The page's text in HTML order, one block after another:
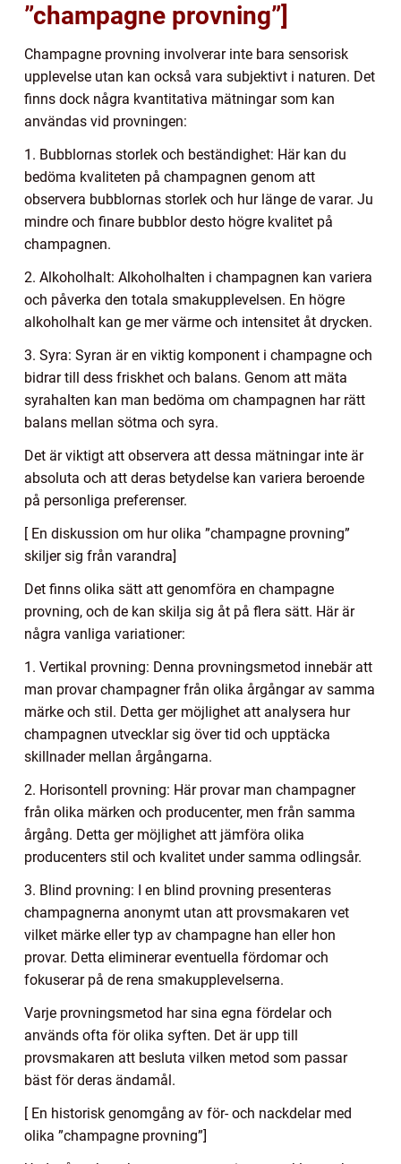
”champagne provning”]
Champagne provning involverar inte bara sensorisk
upplevelse utan kan också vara subjektivt i naturen. Det
finns dock några kvantitativa mätningar som kan
användas vid provningen:
1. Bubblornas storlek och beständighet: Här kan du
bedöma kvaliteten på champagnen genom att
observera bubblornas storlek och hur länge de varar. Ju
mindre och finare bubblor desto högre kvalitet på
champagnen.
2. Alkoholhalt: Alkoholhalten i champagnen kan variera
och påverka den totala smakupplevelsen. En högre
alkoholhalt kan ge mer värme och intensitet åt drycken.
3. Syra: Syran är en viktig komponent i champagne och
bidrar till dess friskhet och balans. Genom att mäta
syrahalten kan man bedöma om champagnen har rätt
balans mellan sötma och syra.
Det är viktigt att observera att dessa mätningar inte är
absoluta och att deras betydelse kan variera beroende
på personliga preferenser.
[ En diskussion om hur olika ”champagne provning”
skiljer sig från varandra]
Det finns olika sätt att genomföra en champagne
provning, och de kan skilja sig åt på flera sätt. Här är
några vanliga variationer:
1. Vertikal provning: Denna provningsmetod innebär att
man provar champagner från olika årgångar av samma
märke och stil. Detta ger möjlighet att analysera hur
champagnen utvecklar sig över tid och upptäcka
skillnader mellan årgångarna.
2. Horisontell provning: Här provar man champagner
från olika märken och producenter, men från samma
årgång. Detta ger möjlighet att jämföra olika
producenters stil och kvalitet under samma odlingsår.
3. Blind provning: I en blind provning presenteras
champagnerna anonymt utan att provsmakaren vet
vilket märke eller typ av champagne han eller hon
provar. Detta eliminerar eventuella fördomar och
fokuserar på de rena smakupplevelserna.
Varje provningsmetod har sina egna fördelar och
används ofta för olika syften. Det är upp till
provsmakaren att besluta vilken metod som passar
bäst för deras ändamål.
[ En historisk genomgång av för- och nackdelar med
olika ”champagne provning”]